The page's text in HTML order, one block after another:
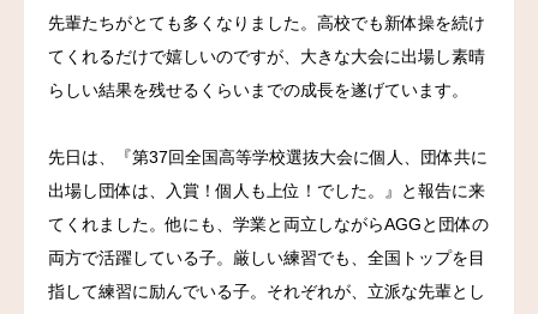
先輩たちがとても多くなりました。高校でも新体操を続け
てくれるだけで嬉しいのですが、大きな大会に出場し素晴
らしい結果を残せるくらいまでの成長を遂げています。
先日は、『第37回全国高等学校選抜大会に個人、団体共に
出場し団体は、入賞！個人も上位！でした。』と報告に来
てくれました。他にも、学業と両立しながらAGGと団体の
両方で活躍している子。厳しい練習でも、全国トップを目
指して練習に励んでいる子。それぞれが、立派な先輩とし
教室概要
よくある質問
ブログ